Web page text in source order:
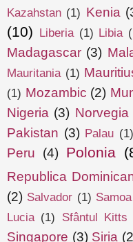
Kazahstan (1) Kenia
(10) Liberia (1) Libia
Madagascar (3)
Mauritania (1)
(1) Mozambic (2)
Nigeria (3) Norvegia
Pakistan (3) Palau (1)
Peru (4) Polonia
Republica
(2) Salvador (1) Samoa
Lucia (1) Sfântul
Singapore (3) Siria